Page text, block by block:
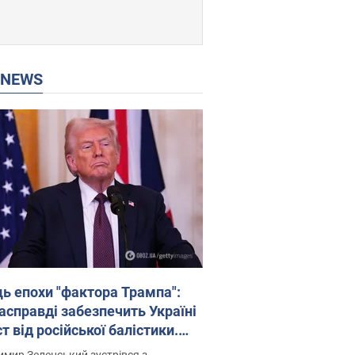
NEWS
епохи "фактора Трампа":
забезпечить Україні
від російської балістики.
з Безсмертним